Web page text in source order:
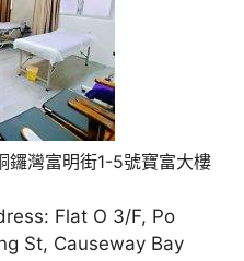
鑼灣富明街1-5號寶富大樓
Flat O 3/F, Po
St, Causeway Bay